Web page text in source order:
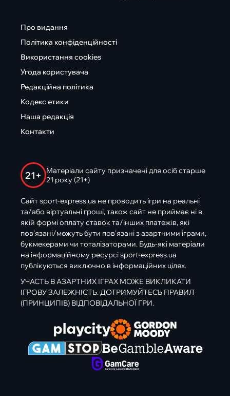
Про видання
Політика конфіденційності
Використання cookies
Угода користувача
Редакційна політика
Кодекс етики
Наша редакція
Контакти
21+
Матеріали сайту призначені для осіб старше
21 року (21+)
Сайт sport-express.ua не проводить ігри на реальні
та/або віртуальні гроші, також сайт не приймає ні в
якій формі оплату ставок та/інших платежів, які
пов’язані/можуть бути пов’язані з азартними іграми,
букмекерами чи тоталізаторами. Будь-які матеріали
на інформаційному ресурсі sport-express.ua
публікуються виключно в інформаційних цілях.
УЧАСТЬ В АЗАРТНИХ ІГРАХ МОЖЕ ВИКЛИКАТИ
ІГРОВУ ЗАЛЕЖНІСТЬ. ДОТРИМУЙТЕСЬ ПРАВИЛ
(ПРИНЦИПІВ) ВІДПОВІДАЛЬНОЇ ГРИ.